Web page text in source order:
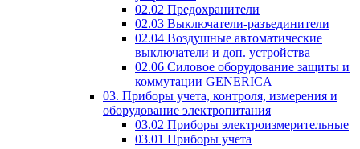
02.02 Предохранители
02.03 Выключатели-разъединители
02.04 Воздушные автоматические
выключатели и доп. устройства
02.06 Силовое оборудование защиты и
коммутации GENERICA
03. Приборы учета, контроля, измерения и
оборудование электропитания
03.02 Приборы электроизмерительные
03.01 Приборы учета